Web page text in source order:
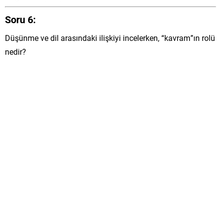
Soru 6:
Düşünme ve dil arasındaki ilişkiyi incelerken, “kavram”ın rolü
nedir?